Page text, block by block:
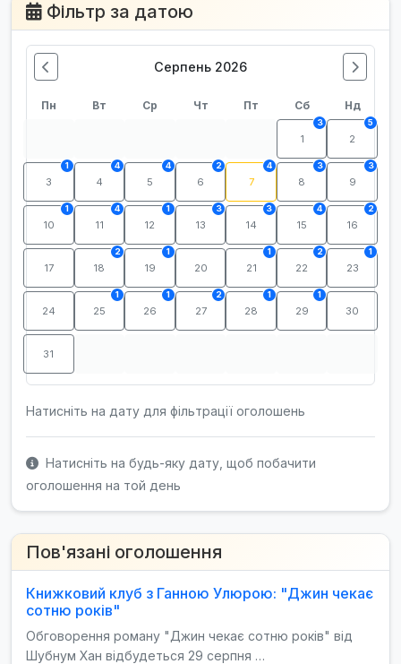
Фільтр за датою
Серпень 2026
Пн Вт Ср Чт Пт Сб Нд
1
3
2
5
3
1
4
4
5
4
6
2
7
4
8
3
9
3
10
1
11
4
12
1
13
3
14
3
15
4
16
2
17 18
2
19
1
20 21
1
22
2
23
1
24 25
1
26
1
27
2
28
1
29
1
30
31
Натисніть на дату для фільтрації оголошень
Натисніть на будь-яку дату, щоб побачити
оголошення на той день
Пов'язані оголошення
Книжковий клуб з Ганною Улюрою: "Джин чекає
сотню років"
Обговорення роману "Джин чекає сотню років" від
Шубнум Хан відбудеться 29 серпня …